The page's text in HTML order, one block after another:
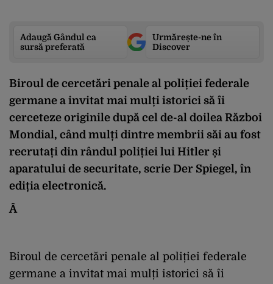
Adaugă Gândul ca
sursă preferată
Urmărește-ne în
Discover
Biroul de cercetări penale al poliției federale
germane a invitat mai mulți istorici să îi
cerceteze originile după cel de-al doilea Război
Mondial, când mulți dintre membrii săi au fost
recrutați din rândul poliției lui Hitler și
aparatului de securitate, scrie Der Spiegel, în
ediția electronică.
Â
Biroul de cercetări penale al poliției federale
germane a invitat mai mulți istorici să îi